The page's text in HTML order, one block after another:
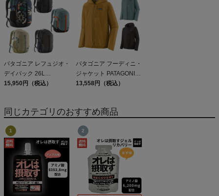
パタゴニア レフュジオ・
デイパック 26L
PATAGONIA REFUGIO
15,950円（税込）
パタゴニア フーディニ・
ジャケット PATAGONIA
MS HOUDINI JKT
13,558円（税込）
同じカテゴリのおすすめ商品